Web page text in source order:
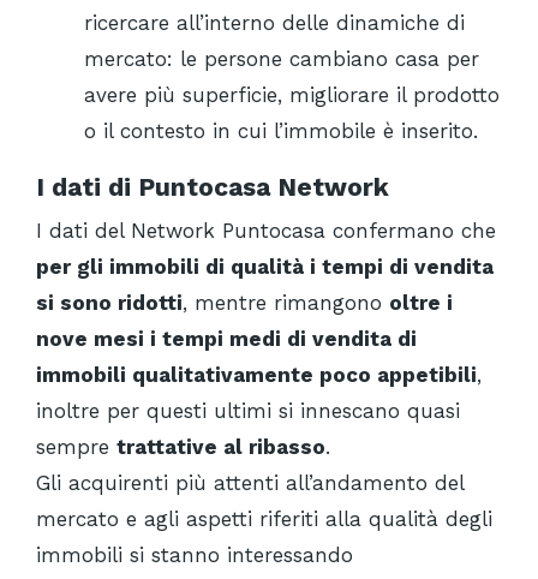
ricercare all’interno delle dinamiche di
mercato: le persone cambiano casa per
avere più superficie, migliorare il prodotto
o il contesto in cui l’immobile è inserito.
I dati di Puntocasa Network
I dati del Network Puntocasa confermano che
per gli immobili di qualità i tempi di vendita
si sono ridotti, mentre rimangono oltre i
nove mesi i tempi medi di vendita di
immobili qualitativamente poco appetibili,
inoltre per questi ultimi si innescano quasi
sempre trattative al ribasso.
Gli acquirenti più attenti all’andamento del
mercato e agli aspetti riferiti alla qualità degli
immobili si stanno interessando